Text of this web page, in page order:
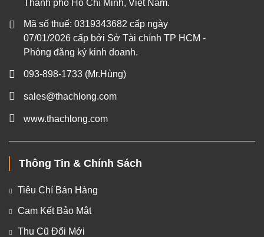
Thành phố Hồ Chí Minh, Việt Nam.
Mã số thuế: 0319343682 cấp ngày
07/01/2026 cấp bởi Sở Tài chính TP HCM -
Phòng đăng ký kinh doanh.
093-898-1733 (Mr.Hùng)
sales@thachlong.com
www.thachlong.com
Thông Tin & Chính Sách
Tiêu Chí Bán Hàng
Cam Kết Bảo Mật
Thu Cũ Đổi Mới